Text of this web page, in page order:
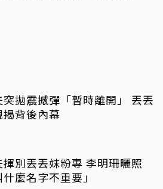
突拋震撼彈「暫時離開」 丟丟
揭背後內幕
揮別丟丟妹粉專 李明珊曬照
什麼名字不重要」